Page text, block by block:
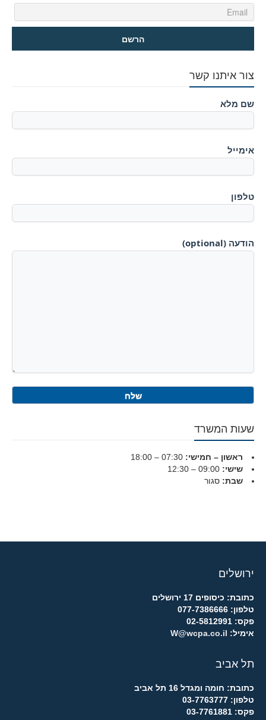
צור איתנו קשר
שם מלא
אימייל
טלפון
הודעה (optional)
שעות המשרד
ראשון – חמישי: 07:30 – 18:00
שישי: 09:00 – 12:30
שבת: סגור
ירושלים
כתובת: כיסופים 17 ירושלים
טלפון: 077-7386666
פקס: 02-5812991
אימיל: W@wcpa.co.il
תל אביב
כתובת: חומה ומגדל 16 תל אביב
טלפון: 03-7763777
פקס: 03-7761881